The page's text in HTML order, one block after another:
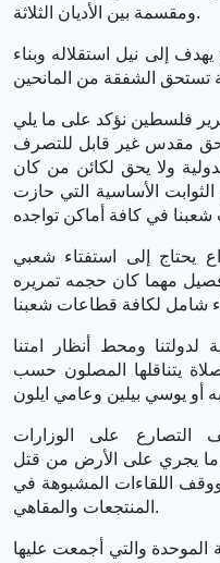
ومقسمة بين الأديان الثلاثة.
إلى نيل استقلاله وبناء
حق مقدس غير قابل للتصرف
ولا يحق لكائن من كان
الأساسية التي حازت
يحتاج إلى استفتاء شعبي
فصيل مهما كان حجمه تمريره
لدولتنا ومحط أنظار امتنا
يتناقلها المصلون حسب
على الوزارات
ما يجري على الأرض من قتل
ووقف اللقاءات المشبوهة في
المنتجعات والمقاهي.
الموحدة والتي أجمعت عليها